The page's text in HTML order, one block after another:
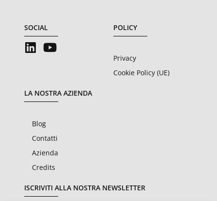
SOCIAL POLICY
Privacy
Cookie Policy (UE)
LA NOSTRA AZIENDA
Blog
Contatti
Azienda
Credits
ISCRIVITI ALLA NOSTRA NEWSLETTER